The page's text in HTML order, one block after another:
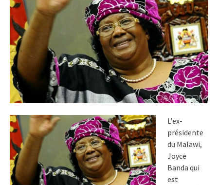
L’ex-
présidente
du Malawi,
Joyce
Banda qui
est